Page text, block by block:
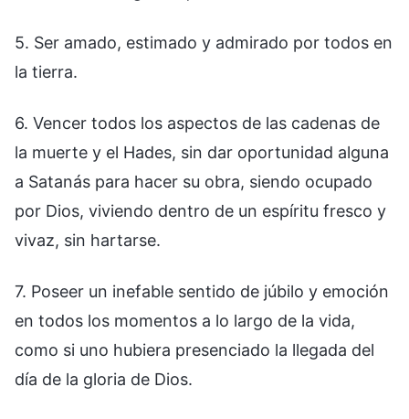
5. Ser amado, estimado y admirado por todos en
la tierra.
6. Vencer todos los aspectos de las cadenas de
la muerte y el Hades, sin dar oportunidad alguna
a Satanás para hacer su obra, siendo ocupado
por Dios, viviendo dentro de un espíritu fresco y
vivaz, sin hartarse.
7. Poseer un inefable sentido de júbilo y emoción
en todos los momentos a lo largo de la vida,
como si uno hubiera presenciado la llegada del
día de la gloria de Dios.